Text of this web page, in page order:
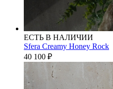
ЕСТЬ В НАЛИЧИИ
Sfera Creamy Honey Rock
40 100 ₽